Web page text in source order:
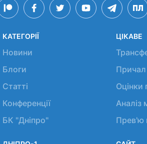
КАТЕГОРІЇ
Новини
Блоги
Статті
Конференції
БК "Дніпро"
ЦІКАВЕ
Оцінки
Аналіз
Прев'ю